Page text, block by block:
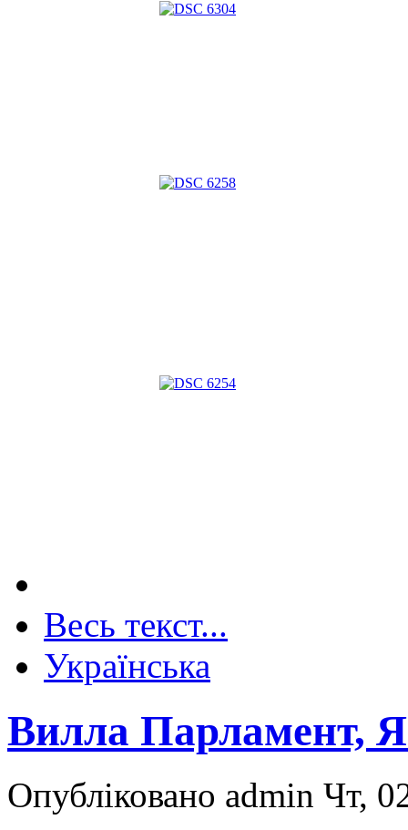
Весь текст...
Українська
Вилла Парламент,
Опубліковано admin Чт,